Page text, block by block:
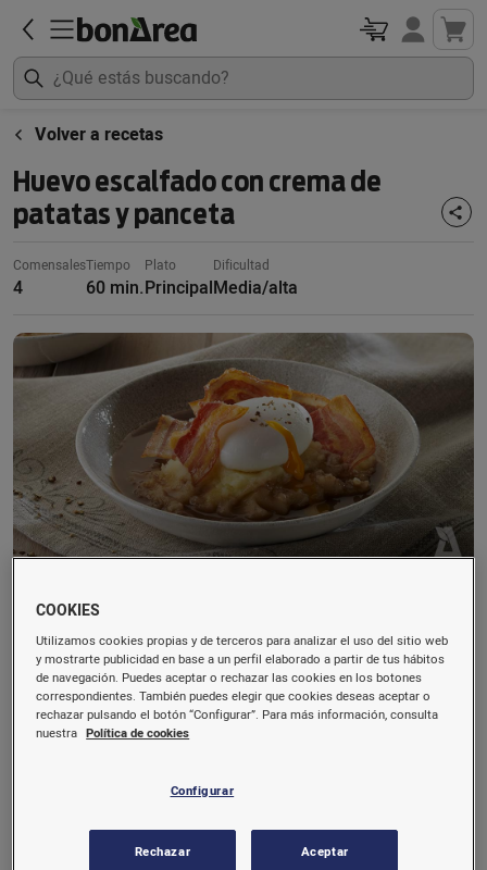
Volver a recetas
Huevo escalfado con crema de
patatas y panceta
Comensales
4
Tiempo
60 min.
Plato
Principal
Dificultad
Media/alta
Ingredientes para 4 personas
4 huevos de corral
Panceta curada (200 g)
Aceite de oliva virgen
Caldo de jamón ibérico (1 l)
COOKIES
Utilizamos cookies propias y de terceros para analizar el uso del sitio web
y mostrarte publicidad en base a un perfil elaborado a partir de tus hábitos
de navegación. Puedes aceptar o rechazar las cookies en los botones
correspondientes. También puedes elegir que cookies deseas aceptar o
rechazar pulsando el botón “Configurar”. Para más información, consulta
nuestra Política de cookies
Configurar
Rechazar Aceptar